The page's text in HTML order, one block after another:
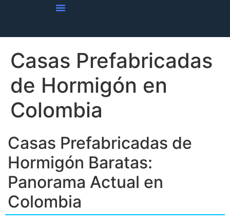
Casas Prefabricadas
de Hormigón en
Colombia
Casas Prefabricadas de
Hormigón Baratas:
Panorama Actual en
Colombia